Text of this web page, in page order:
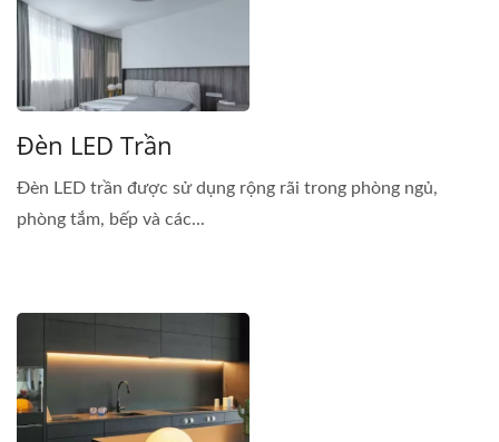
Đèn LED Trần
Đèn LED trần được sử dụng rộng rãi trong phòng ngủ,
phòng tắm, bếp và các...